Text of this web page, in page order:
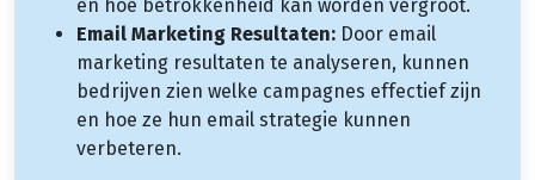
en hoe betrokkenheid kan worden vergroot.
Email Marketing Resultaten: Door email
marketing resultaten te analyseren, kunnen
bedrijven zien welke campagnes effectief zijn
en hoe ze hun email strategie kunnen
verbeteren.